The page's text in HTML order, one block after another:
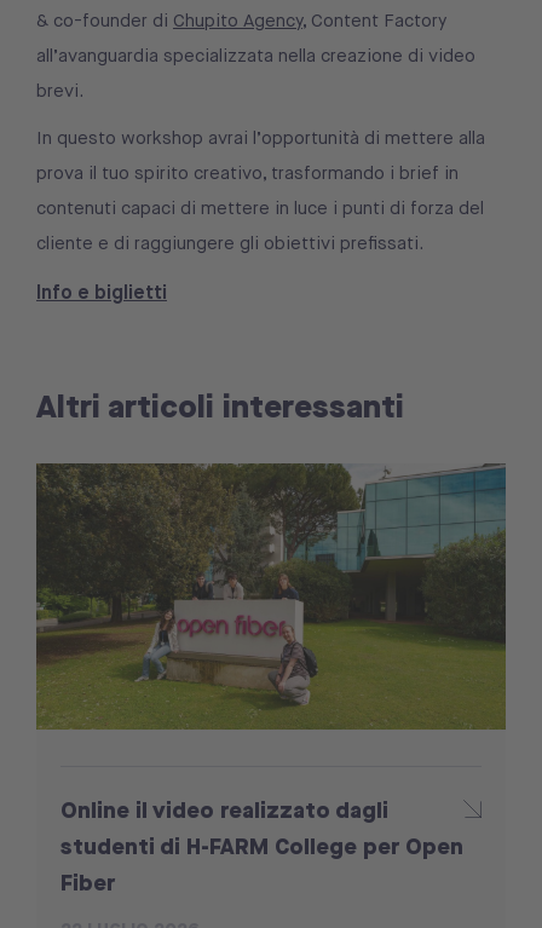
& co-founder di Chupito Agency, Content Factory
all’avanguardia specializzata nella creazione di video
brevi.
In questo workshop avrai l’opportunità di mettere alla
prova il tuo spirito creativo, trasformando i brief in
contenuti capaci di mettere in luce i punti di forza del
cliente e di raggiungere gli obiettivi prefissati.
Info e biglietti
Altri articoli interessanti
Online il video realizzato dagli
studenti di H-FARM College per Open
Fiber